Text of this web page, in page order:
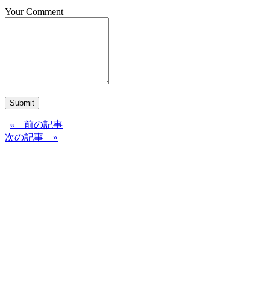
Your Comment
Submit
« 前の記事
次の記事 »